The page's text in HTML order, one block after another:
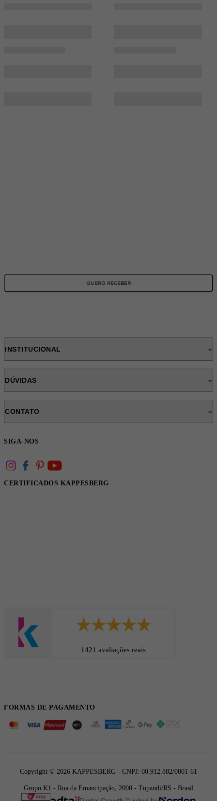
QUERO RECEBER
INSTITUCIONAL
DÚVIDAS
CONTATO
SIGA-NOS
CERTIFICADOS KAPPESBERG
1421 avaliações reais
FORMAS DE PAGAMENTO
Copyright © 2026 KAPPESBERG - CNPJ: 00.912.882/0001-61
Grupo K1 - Rua da Emancipação, 2000 - Tupandi/RS - Brasil